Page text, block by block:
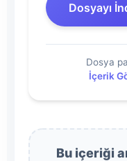
Dosyayı
Dosya
İçerik
Bu içeriği